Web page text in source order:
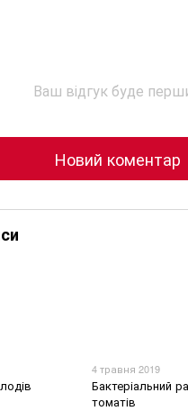
Ваш відгук буде
Новий коментар
4 травня 2019
Бактеріальний
томатів